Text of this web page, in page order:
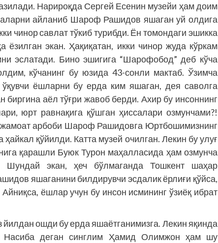
Нарироқда Сергей Есенин музейи ҳам доим
айланиб Шароф Рашидов яшаган уй олдига
чинор савлат тўкиб турибди. Ён томондаги эшикка
ёзилган экан. Ҳақиқатан, икки чинор жуда кўркам
эслатади. Бино эшигига “Шарофобод” деб кўча
кўчанинг бу юзида 43-сонли мактаб. Ўзимча
ўқувчи ёшларни бу ерда ким яшаган, дея саволга
биргина аёл тўғри жавоб берди. Ахир бу инсоннинг
юрт равнақига қўшган ҳиссалари озмунчами?!
жамоат арбоби Шароф Рашидовга Юртбошимизнинг
қўйилди. Катта музей очилган. Лекин бу улуғ
қарашли Буюк Турон маҳалласида ҳам озмунча
Шундай экан, ҳеч бўлмаганда Тошкент шаҳар
яшаганини билдирувчи эсдалик ёрлиғи қўйса,
ёшлар учун бу инсон исмининг ўзиёқ ибрат
йилдан ошди бу ерда яшаётганимизга. Лекин яқинда
Насиба деган синглим Ҳамид Олимжон ҳам шу